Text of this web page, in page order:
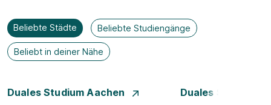
Beliebte Städte Beliebte Studiengänge
Beliebt in deiner Nähe
Duales Studium Aachen
Duales Studium